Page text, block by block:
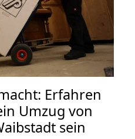
Erfahren
Umzug von
sein